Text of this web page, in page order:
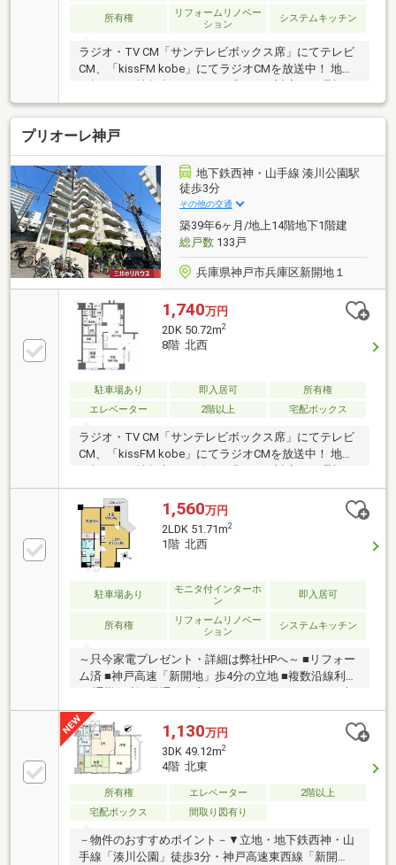
所有権
リフォームリノベー
ション
システムキッチン
ラジオ・TV CM「サンテレビボックス席」にてテレビ
CM、「kissFM kobe」にてラジオCMを放送中！ 地域
に根ざした情報力とスピード感のある対応で、理想の
住まい探しをサポート致します♪
プリオーレ神戸
地下鉄西神・山手線 湊川公園駅
徒歩3分
その他の交通
築39年6ヶ月/地上14階地下1階建
総戸数133戸
兵庫県神戸市兵庫区新開地１
1,740万円
2DK 50.72m2
8階 北西
駐車場あり 即入居可
所有権
エレベーター
2階以上 宅配ボックス
ラジオ・TV CM「サンテレビボックス席」にてテレビ
CM、「kissFM kobe」にてラジオCMを放送中！ 地域
に根ざした情報力とスピード感のある対応で、理想の
住まい探しをサポート致します♪
1,560万円
2LDK 51.71m2
1階 北西
駐車場あり
モニタ付インターホ
ン
即入居可
所有権
リフォームリノベー
ション
システムキッチン
～只今家電プレゼント・詳細は弊社HPへ～ ■リフォー
ム済 ■神戸高速「新開地」歩4分の立地 ■複数沿線利用
可 通勤便利 ■風通しの良い2面バルコニー ■51.71平米
の2LDK 1階部分
1,130万円
3DK 49.12m2
4階 北東
所有権 エレベーター
2階以上
宅配ボックス
間取り図有り
－物件のおすすめポイント－▼立地・地下鉄西神・山
手線「湊川公園」徒歩3分・神戸高速東西線「新開